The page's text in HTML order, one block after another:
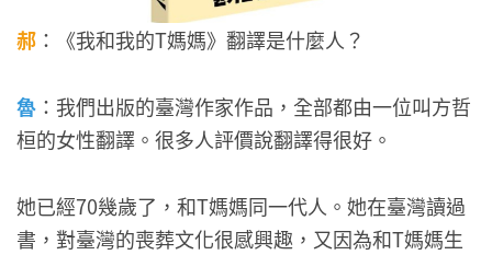
郝 ：《我和我的T媽媽》翻譯是什麼人？
魯 ：我們出版的臺灣作家作品，全部都由一位叫方哲
桓的女性翻譯。很多人評價說翻譯得很好。
她已經70幾歲了，和T媽媽同一代人。她在臺灣讀過
書，對臺灣的喪葬文化很感興趣，又因為和T媽媽生